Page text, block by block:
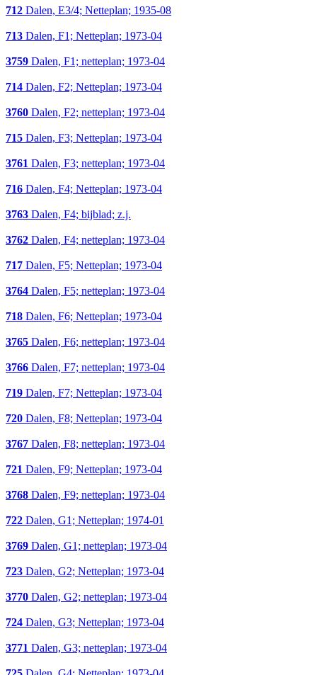
712 Dalen, E3/4; Netteplan; 1935-08
713 Dalen, F1; Netteplan; 1973-04
3759 Dalen, F1; netteplan; 1973-04
714 Dalen, F2; Netteplan; 1973-04
3760 Dalen, F2; netteplan; 1973-04
715 Dalen, F3; Netteplan; 1973-04
3761 Dalen, F3; netteplan; 1973-04
716 Dalen, F4; Netteplan; 1973-04
3763 Dalen, F4; bijblad; z.j.
3762 Dalen, F4; netteplan; 1973-04
717 Dalen, F5; Netteplan; 1973-04
3764 Dalen, F5; netteplan; 1973-04
718 Dalen, F6; Netteplan; 1973-04
3765 Dalen, F6; netteplan; 1973-04
3766 Dalen, F7; netteplan; 1973-04
719 Dalen, F7; Netteplan; 1973-04
720 Dalen, F8; Netteplan; 1973-04
3767 Dalen, F8; netteplan; 1973-04
721 Dalen, F9; Netteplan; 1973-04
3768 Dalen, F9; netteplan; 1973-04
722 Dalen, G1; Netteplan; 1974-01
3769 Dalen, G1; netteplan; 1973-04
723 Dalen, G2; Netteplan; 1973-04
3770 Dalen, G2; netteplan; 1973-04
724 Dalen, G3; Netteplan; 1973-04
3771 Dalen, G3; netteplan; 1973-04